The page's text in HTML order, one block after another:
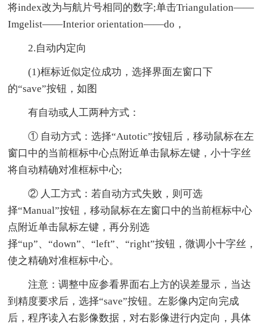
将index改为与航片号相同的数字;单击Triangulation——
Imgelist——Interior orientation——do，
2.自动内定向
(1)框标近似定位成功，选择界面左窗口下
的“save”按钮，如图
有自动或人工两种方式：
① 自动方式：选择“Autotic”按钮后，移动鼠标在左
窗口中的当前框标中心点附近单击鼠标左键，小十字丝
将自动精确对准框标中心;
② 人工方式：若自动方式失败，则可选
择“Manual”按钮，移动鼠标在左窗口中的当前框标中心
点附近单击鼠标左键，再分别选
择“up”、“down”、“left”、“right”按钮，微调小十字丝，
使之精确对准框标中心。
注意：调整中应参看界面右上方的误差显示，当达
到精度要求后，选择“save”按钮。左影像内定向完成
后，程序读入右影像数据，对右影像进行内定向，具体